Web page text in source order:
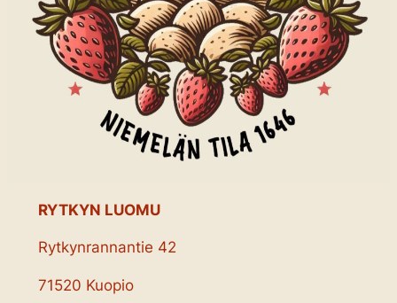
RYTKYN LUOMU
Rytkynrannantie 42
71520 Kuopio